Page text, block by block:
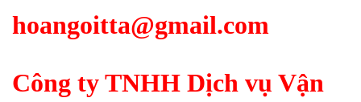
hoangoitta@gmail.com
Công ty TNHH Dịch vụ Vận